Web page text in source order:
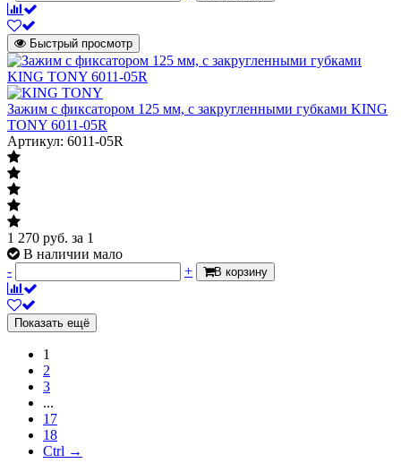
Быстрый просмотр
Зажим с фиксатором 125 мм, с закругленными губками KING
TONY 6011-05R
Артикул: 6011-05R
1 270 руб. за 1
В наличии мало
-
+ В корзину
Показать ещё
1
2
3
...
17
18
Ctrl →